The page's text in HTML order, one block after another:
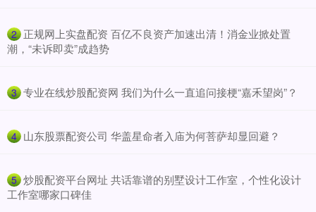
2 ​正规网上实盘配资 百亿不良资产加速出清！消金业掀处置
潮，“未诉即卖”成趋势
3 ​专业在线炒股配资网 我们为什么一直追问接梗“嘉禾望岗”？
4 ​山东股票配资公司 华盖星命者入庙为何菩萨却显回避？
5 ​炒股配资平台网址 共话靠谱的别墅设计工作室，个性化设计
工作室哪家口碑佳